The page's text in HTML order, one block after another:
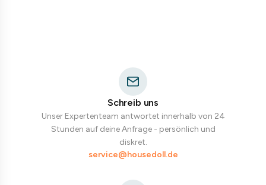
Schreib uns
Unser Expertenteam antwortet innerhalb von 24
Stunden auf deine Anfrage - persönlich und
diskret.
service@housedoll.de